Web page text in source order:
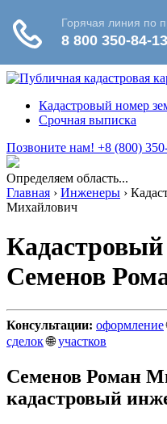
Кадастровый номер
Срочная выписка
Позвоните нам! +8 (800)
Определяем область...
Главная › Инженеры ›
Михайлович
Семенов
Консультации: оформление
сделок🌐участков
Семенов Роман
кадастровый